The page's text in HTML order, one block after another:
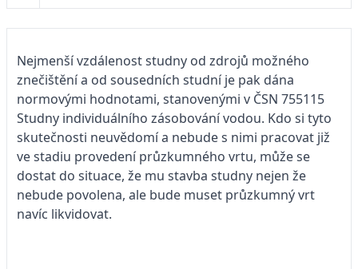
Nejmenší vzdálenost studny od zdrojů možného
znečištění a od sousedních studní je pak dána
normovými hodnotami, stanovenými v ČSN 755115
Studny individuálního zásobování vodou. Kdo si tyto
skutečnosti neuvědomí a nebude s nimi pracovat již
ve stadiu provedení průzkumného vrtu, může se
dostat do situace, že mu stavba studny nejen že
nebude povolena, ale bude muset průzkumný vrt
navíc likvidovat.